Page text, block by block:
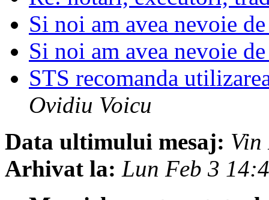
Si noi am avea nevoie
Si noi am avea nevoie
STS recomanda
Ovidiu Voicu
Data ultimului mesaj: Vin
Arhivat la: Lun Feb 3